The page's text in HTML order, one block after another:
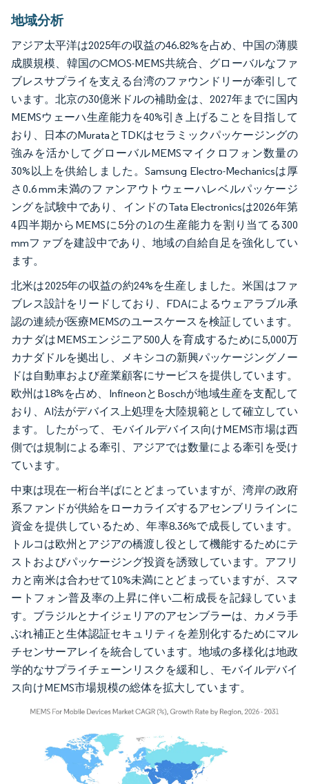
地域分析
アジア太平洋は2025年の収益の46.82%を占め、中国の薄膜
成膜規模、韓国のCMOS-MEMS共統合、グローバルなファ
ブレスサプライを支える台湾のファウンドリーが牽引して
います。北京の30億米ドルの補助金は、2027年までに国内
MEMSウェーハ生産能力を40%引き上げることを目指して
おり、日本のMurataとTDKはセラミックパッケージングの
強みを活かしてグローバルMEMSマイクロフォン数量の
30%以上を供給しました。Samsung Electro-Mechanicsは厚
さ0.6 mm未満のファンアウトウェーハレベルパッケージ
ングを試験中であり、インドのTata Electronicsは2026年第
4四半期からMEMSに5分の1の生産能力を割り当てる300
mmファブを建設中であり、地域の自給自足を強化してい
ます。
北米は2025年の収益の約24%を生産しました。米国はファ
ブレス設計をリードしており、FDAによるウェアラブル承
認の連続が医療MEMSのユースケースを検証しています。
カナダはMEMSエンジニア500人を育成するために5,000万
カナダドルを拠出し、メキシコの新興パッケージングノー
ドは自動車および産業顧客にサービスを提供しています。
欧州は18%を占め、InfineonとBoschが地域生産を支配して
おり、AI法がデバイス上処理を大陸規範として確立してい
ます。したがって、モバイルデバイス向けMEMS市場は西
側では規制による牽引、アジアでは数量による牽引を受け
ています。
中東は現在一桁台半ばにとどまっていますが、湾岸の政府
系ファンドが供給をローカライズするアセンブリラインに
資金を提供しているため、年率8.36%で成長しています。
トルコは欧州とアジアの橋渡し役として機能するためにテ
ストおよびパッケージング投資を誘致しています。アフリ
カと南米は合わせて10%未満にとどまっていますが、スマ
ートフォン普及率の上昇に伴い二桁成長を記録していま
す。ブラジルとナイジェリアのアセンブラーは、カメラ手
ぶれ補正と生体認証セキュリティを差別化するためにマル
チセンサーアレイを統合しています。地域の多様化は地政
学的なサプライチェーンリスクを緩和し、モバイルデバイ
ス向けMEMS市場規模の総体を拡大しています。